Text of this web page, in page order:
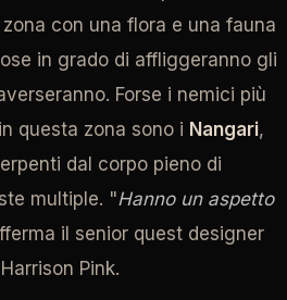
con una flora e una fauna
in grado di affliggeranno gli
Forse i nemici più
questa zona sono i Nangari,
dal corpo pieno di
multiple. "Hanno un aspetto
il senior quest designer
Pink.